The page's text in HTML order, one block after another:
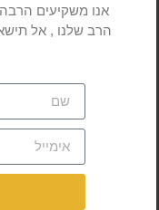
אנו משקיעים
הרב שלנו , אל